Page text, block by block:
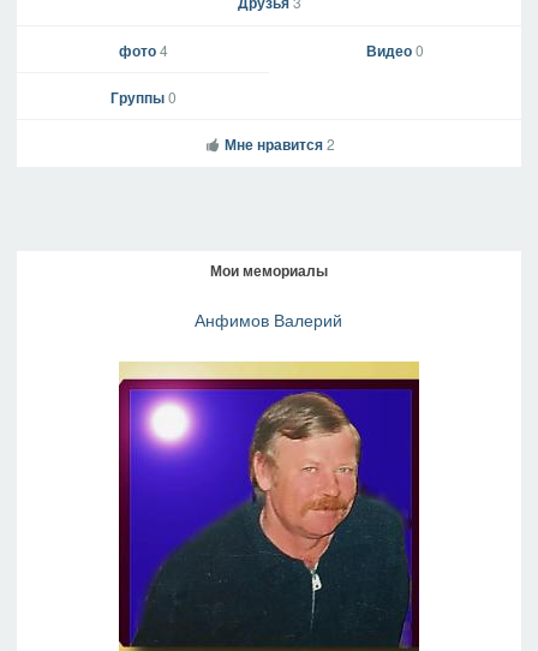
фото4 Видео0
Группы0
Мне нравится 2
Мои мемориалы
Анфимов Валерий